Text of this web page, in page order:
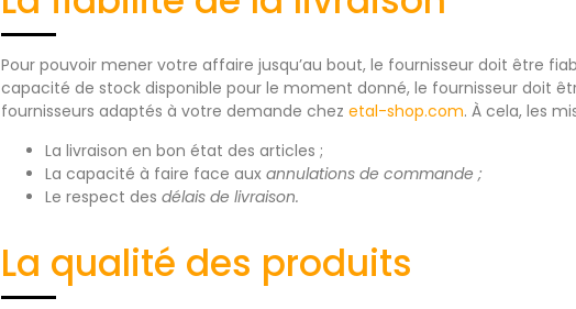
Pour pouvoir mener votre affaire jusqu’au bout, le fournisseur doit être
capacité de stock disponible pour le moment donné, le fournisseur doit
fournisseurs adaptés à votre demande chez etal-shop.com. À cela, les
La livraison en bon état des articles ;
La capacité à faire face aux annulations de commande ;
Le respect des délais de livraison.
La qualité des produits